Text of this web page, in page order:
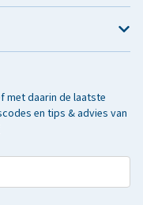
met daarin de laatste
en tips & advies van